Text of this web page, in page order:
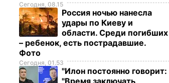
Сегодня, 08.15
Россия ночью нанесла
удары по Киеву и
области. Среди погибших
– ребенок, есть пострадавшие.
Фото
Сегодня, 01.53
"Илон постоянно говорит:
"Время заключать